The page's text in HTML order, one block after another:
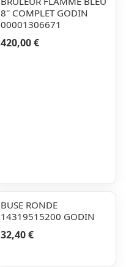
8'' COMPLET GODIN
00001306671
420,00 €
BUSE RONDE
14319515200 GODIN
32,40 €